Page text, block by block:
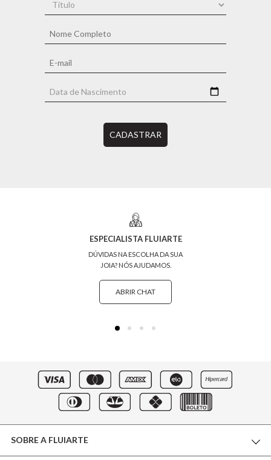
CADASTRAR
ESPECIALISTA FLUIARTE
DÚVIDAS NA ESCOLHA DA SUA
JOIA? NÓS AJUDAMOS.
ABRIR CHAT
SOBRE A FLUIARTE